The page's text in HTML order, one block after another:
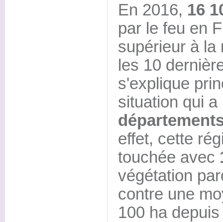
En 2016, 16
par le feu en
supérieur à la
les 10
s'explique
situation qui
effet, cette
touchée avec
végétation
contre une
100 ha